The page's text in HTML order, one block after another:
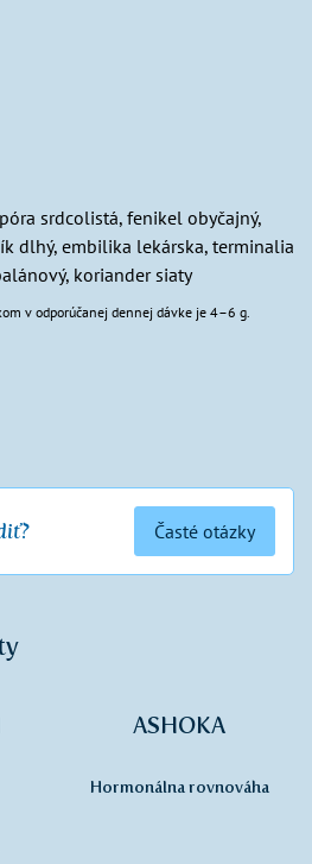
srdcolistá, fenikel obyčajný,
dlhý, embilika lekárska, terminalia
koriander siaty
v odporúčanej dennej dávke je 4–6 g.
Časté otázky
ASHOKA
Hormonálna rovnováha